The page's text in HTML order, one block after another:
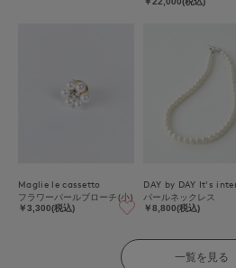
Maglie le cassetto
フラワーパールブローチ(小)
￥3,300(税込)
パールネックレス
￥8,800(税込)
一覧を見る